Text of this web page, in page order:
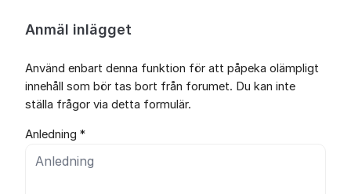
Anmäl inlägget
Använd enbart denna funktion för att påpeka olämpligt
innehåll som bör tas bort från forumet. Du kan inte
ställa frågor via detta formulär.
Anledning *